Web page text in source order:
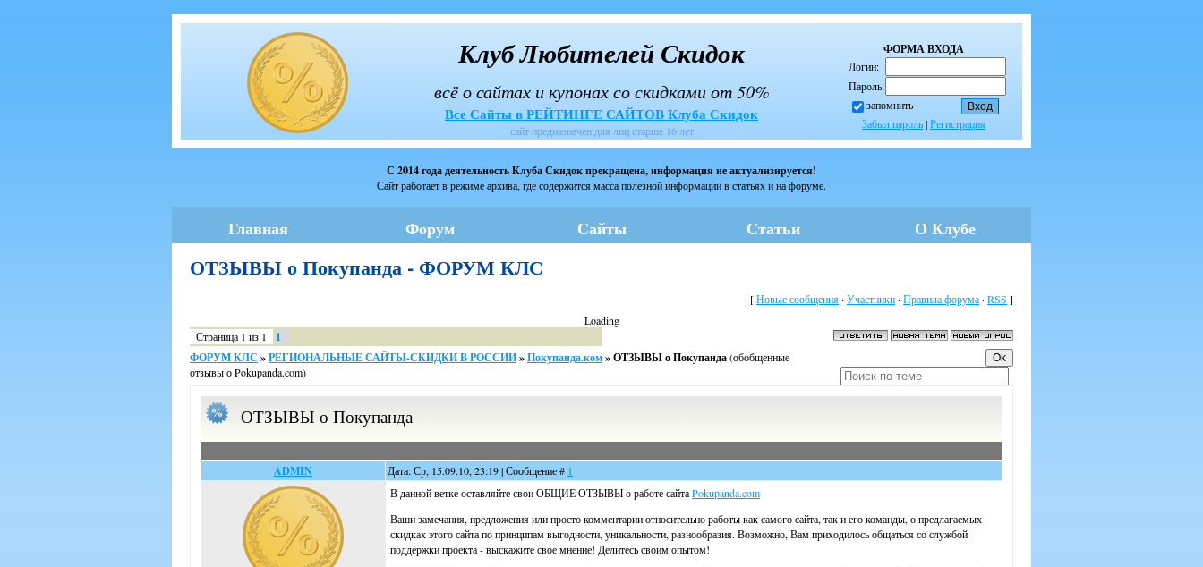
ФОРМА ВХОДА
Логин:
Пароль:
запомнить
Забыл пароль|Регистрация
Клуб Любителей Скидок
всё о сайтах и купонах со скидками от 50%
Все Сайты в РЕЙТИНГЕ САЙТОВ Клуба Скидок
сайт предназначен для лиц старше 16 лет
С 2014 года деятельность Клуба Скидок прекращена, информация не актуализируется!
Сайт работает в режиме архива, где содержится масса полезной информации в статьях и на форуме.
Главная Форум Сайты Статьи О Клубе
ОТЗЫВЫ о Покупанда - ФОРУМ КЛС
[Новые сообщения · Участники · Правила форума · RSS ]
Loading
Страница 1 из 1
1
ФОРУМ КЛС »РЕГИОНАЛЬНЫЕ САЙТЫ-СКИДКИ В РОССИИ»Покупанда.ком»ОТЗЫВЫ о Покупанда(обобщенные
отзывы о Pokupanda.com)
ОТЗЫВЫ о Покупанда
ADMIN Дата: Ср, 15.09.10, 23:19 | Сообщение # 1
В данной ветке оставляйте свои ОБЩИЕ ОТЗЫВЫ о работе сайтаPokupanda.com
Ваши замечания, предложения или просто комментарии относительно работы как самого сайта, так и его команды, о предлагаемых
скидках этого сайта по принципам выгодности, уникальности, разнообразия. Возможно, Вам приходилось общаться со службой
поддержки проекта - выскажите свое мнение! Делитесь своим опытом!